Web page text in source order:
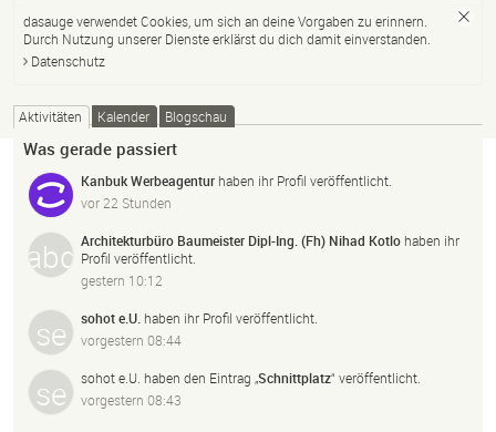
dasauge verwendet Cookies, um sich an deine Vorgaben zu erinnern.
Durch Nutzung unserer Dienste erklärst du dich damit einverstanden.
Datenschutz
Aktivitäten Kalender Blogschau
Was gerade passiert
Kanbuk Werbeagentur haben ihr Profil veröffentlicht.
vor 22 Stunden
Architekturbüro Baumeister Dipl-Ing. (Fh) Nihad Kotlo haben ihr
Profil veröffentlicht.
gestern 10:12
sohot e.U. haben ihr Profil veröffentlicht.
vorgestern 08:44
sohot e.U. haben den Eintrag „Schnittplatz“ veröffentlicht.
vorgestern 08:43